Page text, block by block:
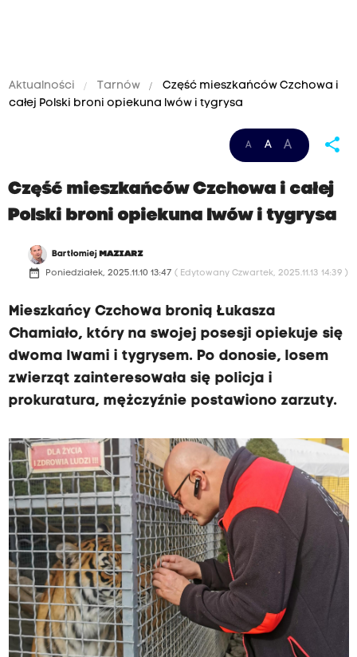
Aktualności Tarnów
Część mieszkańców Czchowa i
całej Polski broni opiekuna lwów i tygrysa
A A A share
Część mieszkańców Czchowa i całej
Polski broni opiekuna lwów i tygrysa
Bartłomiej MAZIARZ
date_range Poniedziałek, 2025.11.10 13:47 ( Edytowany Czwartek, 2025.11.13 14:39 )
Mieszkańcy Czchowa bronią Łukasza
Chamiało, który na swojej posesji opiekuje się
dwoma lwami i tygrysem. Po donosie, losem
zwierząt zainteresowała się policja i
prokuratura, mężczyźnie postawiono zarzuty.